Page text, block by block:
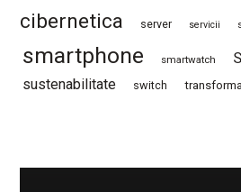
cibernetica
server servicii
smartphone smartwatch
sustenabilitate switch